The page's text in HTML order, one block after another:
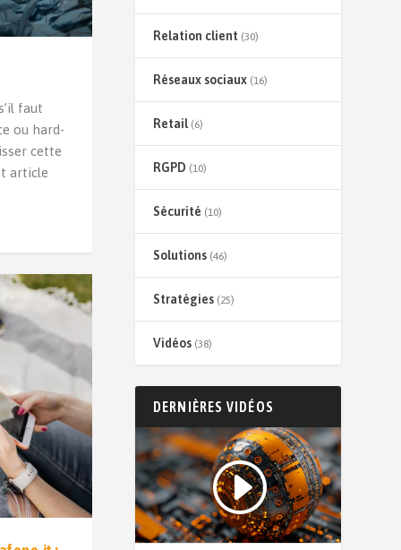
faut
ou hard-
cette
article
Relation client(30)
Réseaux sociaux(16)
Retail(6)
RGPD (10)
Sécurité (10)
Solutions(46)
Stratégies(25)
Vidéos(38)
DERNIÈRES VIDÉOS